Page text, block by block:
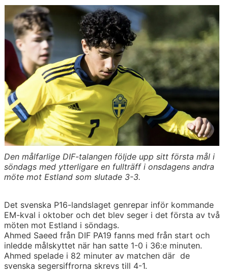
Den målfarlige DIF-talangen följde upp sitt första mål i
söndags med ytterligare en fullträff i onsdagens andra
möte mot Estland som slutade 3-3.
Det svenska P16-landslaget genrepar inför kommande
EM-kval i oktober och det blev seger i det första av två
möten mot Estland i söndags.
Ahmed Saeed från DIF PA19 fanns med från start och
inledde målskyttet när han satte 1-0 i 36:e minuten.
Ahmed spelade i 82 minuter av matchen där de
svenska segersiffrorna skrevs till 4-1.